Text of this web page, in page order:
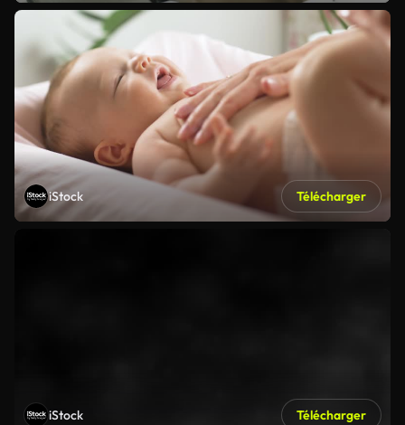
iStock Télécharger
iStock Télécharger